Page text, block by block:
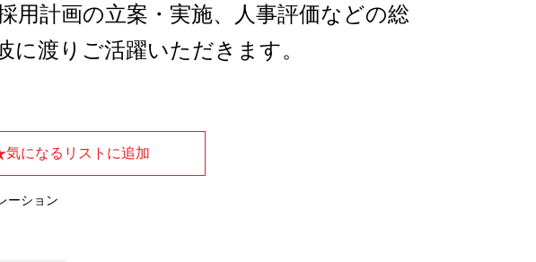
用計画の立案・実施、人事評価などの総
渡りご活躍いただきます。
気になるリストに追加
ーション